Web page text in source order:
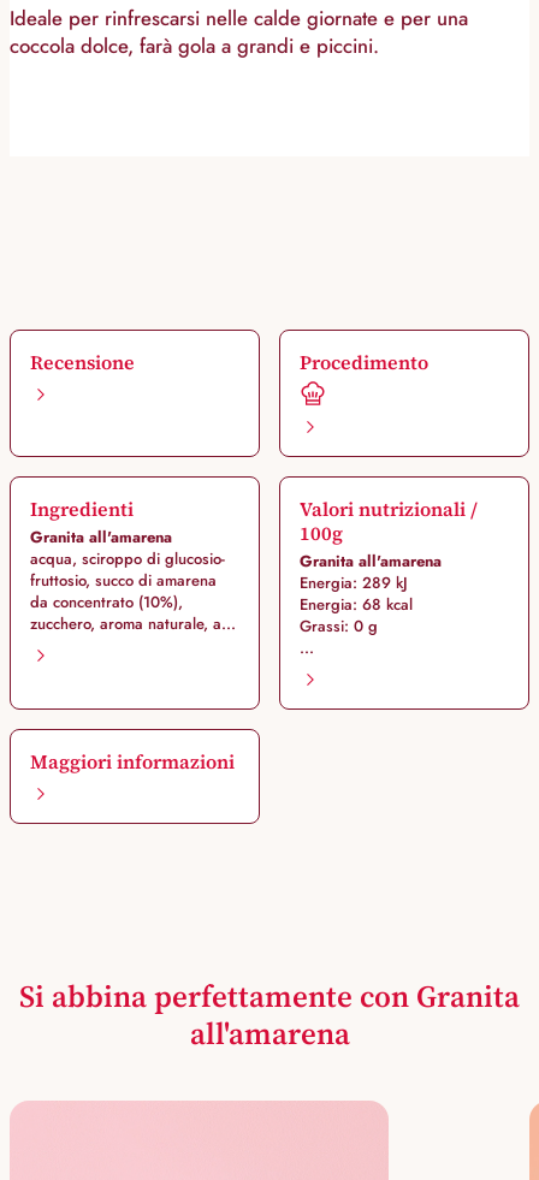
Ideale per rinfrescarsi nelle calde giornate e per una
coccola dolce, farà gola a grandi e piccini.
Recensione Procedimento
Ingredienti
Granita all'amarena
acqua, sciroppo di glucosio-
fruttosio, succo di amarena
da concentrato (10%),
zucchero, aroma naturale, a...
Valori nutrizionali /
100g
Granita all'amarena
Energia: 289 kJ
Energia: 68 kcal
Grassi: 0 g
...
Maggiori informazioni
Si abbina perfettamente con Granita
all'amarena